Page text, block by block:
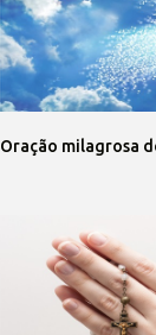
Oração milagrosa